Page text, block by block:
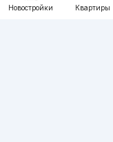
Новостройки Квартиры
Пн-Пт. С 9:30 до 18:00